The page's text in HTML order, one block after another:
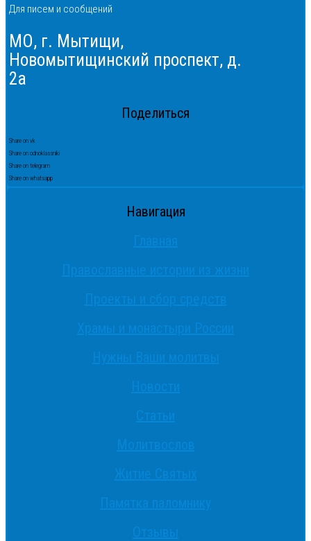
Для писем и сообщений
МО, г. Мытищи,
Новомытищинский проспект, д.
2а
Поделиться
Share on vk
Share on odnoklassniki
Share on telegram
Share on whatsapp
Навигация
Главная
Православные истории из жизни
Проекты и сбор средств
Храмы и монастыри России
Нужны Ваши молитвы
Новости
Статьи
Молитвослов
Житие Святых
Памятка паломнику
Отзывы